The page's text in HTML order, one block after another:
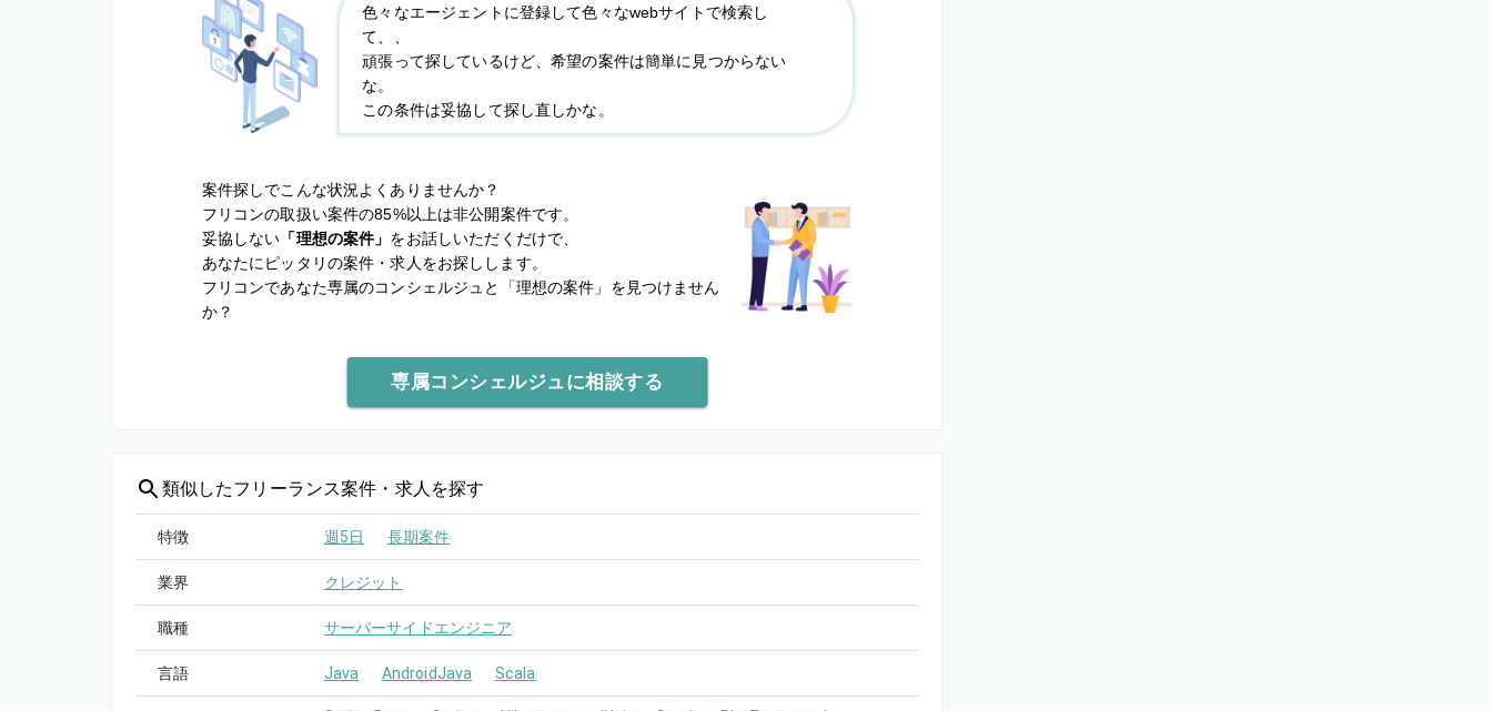
色々なエージェントに登録して色々なwebサイトで検索し
て、、
頑張って探しているけど、希望の案件は簡単に見つからない
な。
この条件は妥協して探し直しかな。
案件探しでこんな状況よくありませんか？
フリコンの取扱い案件の85%以上は非公開案件です。
妥協しない 「理想の案件」 をお話しいただくだけで、
あなたにピッタリの案件・求人をお探しします。
フリコンであなた専属のコンシェルジュと
「理想の案件」を見つけません
か？
専属コンシェルジュに相談する
類似したフリーランス案件・求人を探す
特徴 週5日 長期案件
業界 クレジット
職種 サーバーサイドエンジニア
言語 Java AndroidJava Scala